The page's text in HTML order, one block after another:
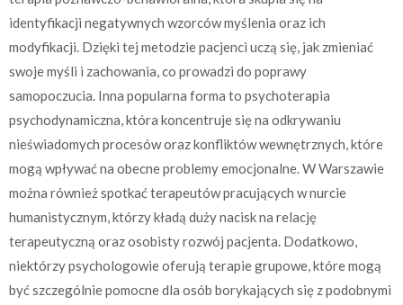
identyfikacji negatywnych wzorców myślenia oraz ich
modyfikacji. Dzięki tej metodzie pacjenci uczą się, jak zmieniać
swoje myśli i zachowania, co prowadzi do poprawy
samopoczucia. Inna popularna forma to psychoterapia
psychodynamiczna, która koncentruje się na odkrywaniu
nieświadomych procesów oraz konfliktów wewnętrznych, które
mogą wpływać na obecne problemy emocjonalne. W Warszawie
można również spotkać terapeutów pracujących w nurcie
humanistycznym, którzy kładą duży nacisk na relację
terapeutyczną oraz osobisty rozwój pacjenta. Dodatkowo,
niektórzy psychologowie oferują terapie grupowe, które mogą
być szczególnie pomocne dla osób borykających się z podobnymi